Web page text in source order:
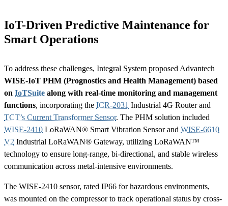
IoT-Driven Predictive Maintenance for
Smart Operations
To address these challenges, Integral System proposed Advantech
WISE-IoT PHM (Prognostics and Health Management) based
on IoTSuite along with real-time monitoring and management
functions, incorporating the ICR-2031 Industrial 4G Router and
TCT’s Current Transformer Sensor. The PHM solution included
WISE-2410 LoRaWAN® Smart Vibration Sensor and WISE-6610
V2 Industrial LoRaWAN® Gateway, utilizing LoRaWAN™
technology to ensure long-range, bi-directional, and stable wireless
communication across metal-intensive environments.
The WISE-2410 sensor, rated IP66 for hazardous environments,
was mounted on the compressor to track operational status by cross-